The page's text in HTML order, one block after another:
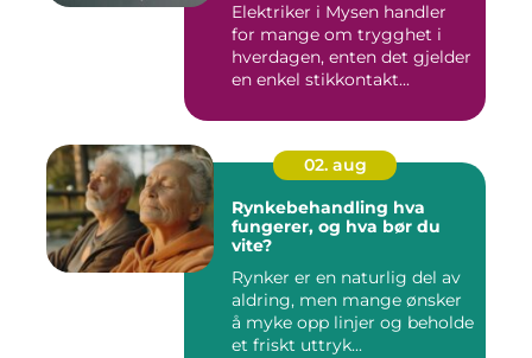
Elektriker i Mysen handler
for mange om trygghet i
hverdagen, enten det gjelder
en enkel stikkontakt...
02. aug
Rynkebehandling hva
fungerer, og hva bør du
vite?
Rynker er en naturlig del av
aldring, men mange ønsker
å myke opp linjer og beholde
et friskt uttryk...